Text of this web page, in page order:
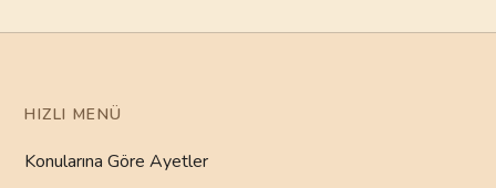
HIZLI MENÜ
Konularına Göre Ayetler